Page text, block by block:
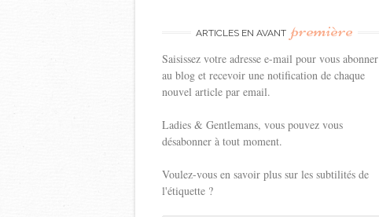
ARTICLES EN AVANT première
Saisissez votre adresse e-mail pour vous abonner
au blog et recevoir une notification de chaque
nouvel article par email.
Ladies & Gentlemans, vous pouvez vous
désabonner à tout moment.
Voulez-vous en savoir plus sur les subtilités de
l'étiquette ?